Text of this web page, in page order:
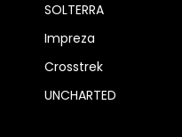
SOLTERRA
Impreza
Crosstrek
UNCHARTED